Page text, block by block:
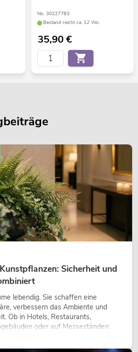
No. 30227783
Bestand reicht ca. 12 Wo.
35,90€
Sicherheit und
lebendig. Sie schaffen eine
verbessern das Ambiente und
Ob in Hotels, Restaurants,
oder auf Messeständen:
gehört heute längst zum